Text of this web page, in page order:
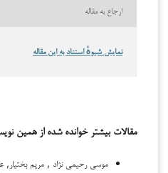
ارجاع به مقاله
نمایش شیوهٔ استناد به این مقاله
مقالات بیشتر خوانده شده از همین
موسی رحیمی نژاد , مریم